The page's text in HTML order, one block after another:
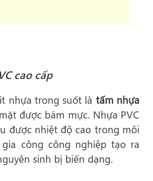
cao cấp
nhựa trong suốt là tấm nhựa
được bám mực. Nhựa PVC
được nhiệt độ cao trong môi
công công nghiệp tạo ra
sinh bị biến dạng.